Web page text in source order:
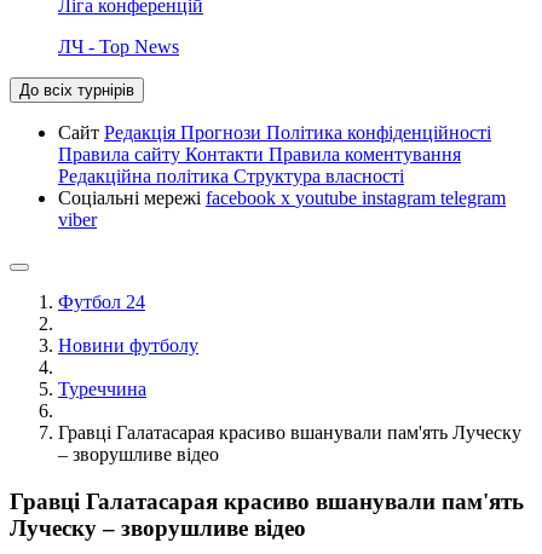
Ліга конференцій
ЛЧ - Top News
До всіх турнірів
Сайт Редакція Прогнози Політика конфіденційності
Правила сайту Контакти Правила коментування
Редакційна політика Структура власності
Соціальні мережі facebook x youtube instagram telegram
viber
Футбол 24
Новини футболу
Туреччина
Гравці Галатасарая красиво вшанували пам'ять Луческу
– зворушливе відео
Гравці Галатасарая красиво вшанували пам'ять
Луческу – зворушливе відео